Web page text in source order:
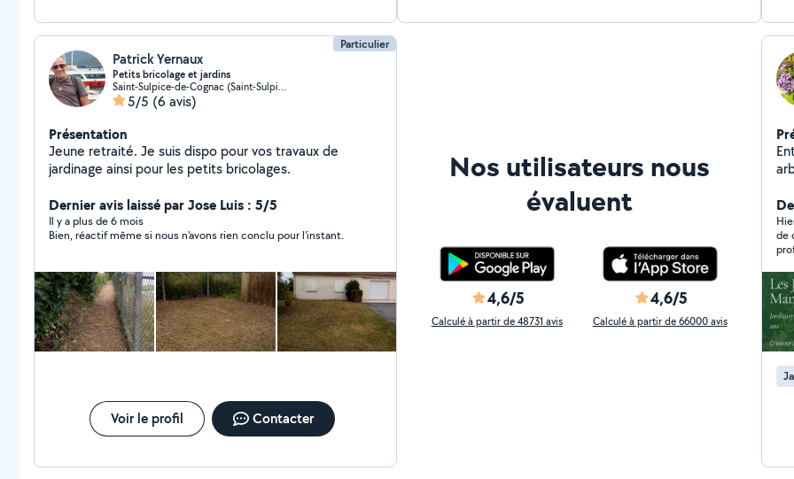
Particulier
Patrick Yernaux
Petits bricolage et jardins
Saint-Sulpice-de-Cognac (Saint-Sulpice-de-Cognac)
5/5 (6 avis)
Présentation
Jeune retraité. Je suis dispo pour vos travaux de
jardinage ainsi pour les petits bricolages.
Dernier avis laissé par Jose Luis : 5/5
Il y a plus de 6 mois
Bien, réactif même si nous n'avons rien conclu pour l'instant.
Voir le profil Contacter
Nos utilisateurs nous
évaluent
4,6/5
Calculé à partir de 48731 avis
4,6/5
Calculé à partir de 66000 avis
arbres Création
de